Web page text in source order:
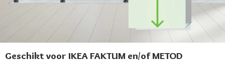
Geschikt voor IKEA FAKTUM en/of METOD